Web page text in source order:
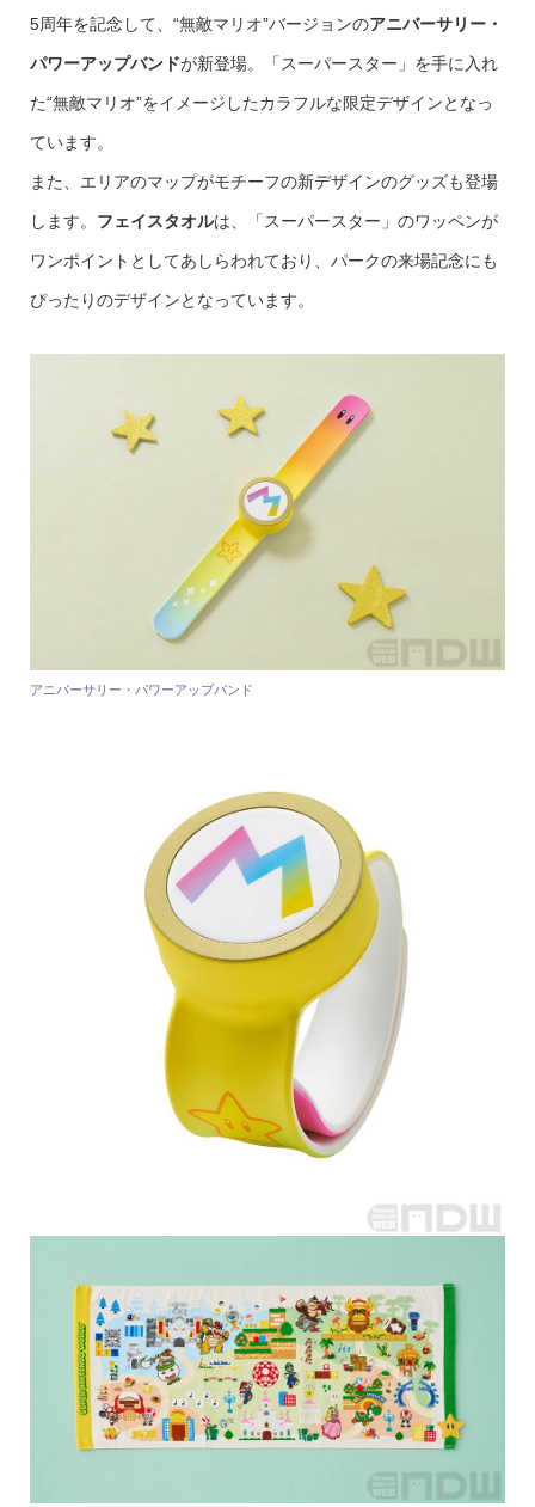
5周年を記念して、“無敵マリオ”バージョンのアニバーサリー・
パワーアップバンドが新登場。「スーパースター」を手に入れ
た“無敵マリオ”をイメージしたカラフルな限定デザインとなっ
ています。
また、エリアのマップがモチーフの新デザインのグッズも登場
します。 フェイスタオルは、「スーパースター」のワッペンが
ワンポイントとしてあしらわれており、パークの来場記念にも
ぴったりのデザインとなっています。
アニバーサリー・パワーアップバンド